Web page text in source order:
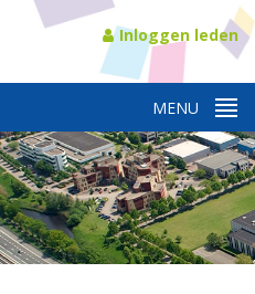
Inloggen leden